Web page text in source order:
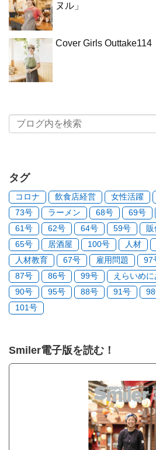
ヌル」
Cover Girls Outtake114
タグ
コロナ 飲食店経営 女性活躍
73号
ラーメン 68号 69号
61号
62号 64号 59号 販
65号
居酒屋 100号 人材
人材教育
67号 雇用問題 97
87号
86号 99号 えらいめ
90号
95号 88号 91号
101号
Smiler電子版を読む！